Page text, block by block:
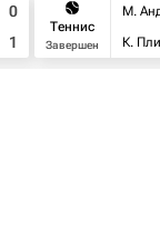
0
1
Теннис
Завершен
М.
К.